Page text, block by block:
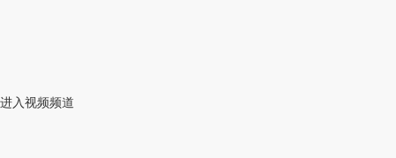
进入视频频道